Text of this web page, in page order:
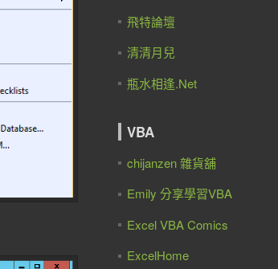
飛特論壇
清清月兒
瓶水相逢.Net
VBA
chijanzen 雜貨舖
Emily 分享學習VBA
Excel VBA Comics
ExcelHome